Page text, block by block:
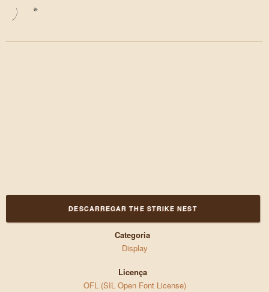
)
*
DESCARREGAR THE STRIKE NEST
Categoria
Display
Licença
OFL (SIL Open Font License)